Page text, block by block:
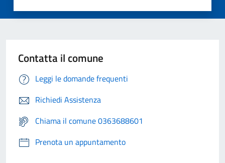
Contatta il comune
Leggi le domande frequenti
Richiedi Assistenza
Chiama il comune 0363688601
Prenota un appuntamento